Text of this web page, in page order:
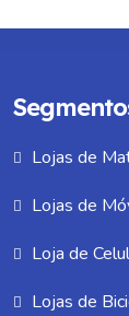
Lojas de
Lojas de
Loja de
Lojas de